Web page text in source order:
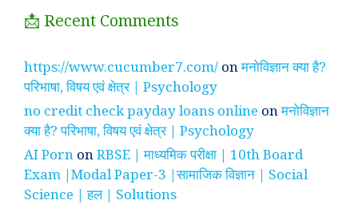
📩 Recent Comments
https://www.cucumber7.com/ onमनोविज्ञान क्या है?
परिभाषा, विषय एवं क्षेत्र | Psychology
no credit check payday loans online onमनोविज्ञान
क्या है? परिभाषा, विषय एवं क्षेत्र | Psychology
AI Porn onRBSE | माध्यमिक परीक्षा | 10th Board
Exam |Modal Paper-3 |सामाजिक विज्ञान | Social
Science | हल | Solutions